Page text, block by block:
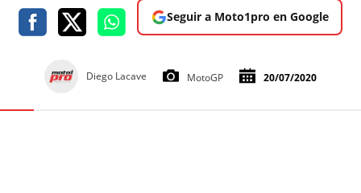
Seguir a Moto1pro en Google
Diego Lacave MotoGP 20/07/2020